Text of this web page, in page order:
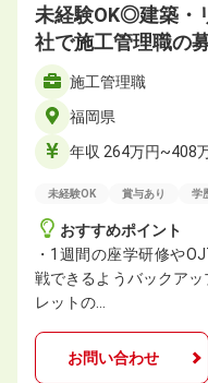
未経験OK◎建築・
社で施工管理職の
施工管理職
福岡県
年収 264万円~408
未経験OK 賞与あり 学
おすすめポイント
・1週間の座学研修や
戦できるようバックア
レットの…
お問い合わせ